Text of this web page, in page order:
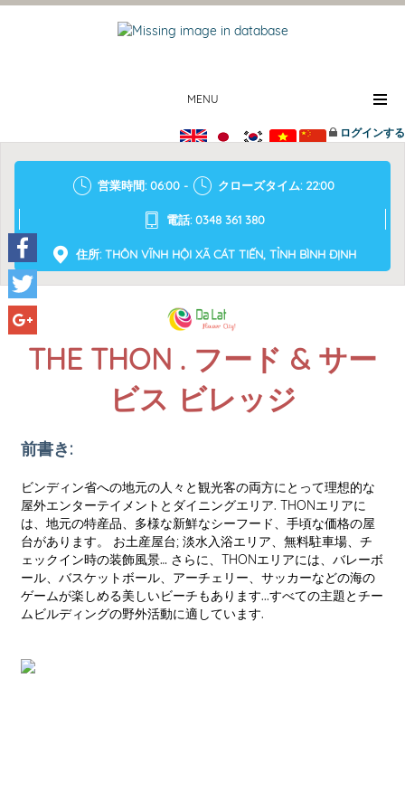
MENU
ログインする
営業時間: 06:00 - クローズタイム: 22:00
電話: 0348 361 380
住所: THÔN VĨNH HỘI XÃ CÁT TIẾN, TỈNH BÌNH ĐỊNH
THE THON . フード & サー
ビス ビレッジ
前書き:
ビンディン省への地元の人々と観光客の両方にとって理想的な
屋外エンターテイメントとダイニングエリア. THONエリアに
は、地元の特産品、多様な新鮮なシーフード、手頃な価格の屋
台があります。 お土産屋台; 淡水入浴エリア、無料駐車場、チ
ェックイン時の装飾風景… さらに、THONエリアには、バレーボ
ール、バスケットボール、アーチェリー、サッカーなどの海の
ゲームが楽しめる美しいビーチもあります...すべての主題とチー
ムビルディングの野外活動に適しています.
Facebook
Twitter
Google+